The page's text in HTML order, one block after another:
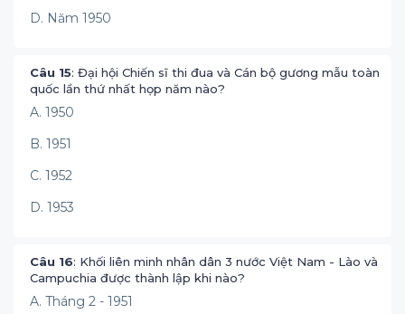
D. Năm 1950
Câu 15: Đại hội Chiến sĩ thi đua và Cán bộ gương mẫu toàn
quốc lần thứ nhất họp năm nào?
A. 1950
B. 1951
C. 1952
D. 1953
Câu 16: Khối liên minh nhân dân 3 nước Việt Nam - Lào và
Campuchia được thành lập khi nào?
A. Tháng 2 - 1951